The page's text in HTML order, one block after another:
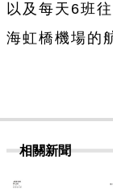
以及每天6班
海虹橋機場的
相關新聞